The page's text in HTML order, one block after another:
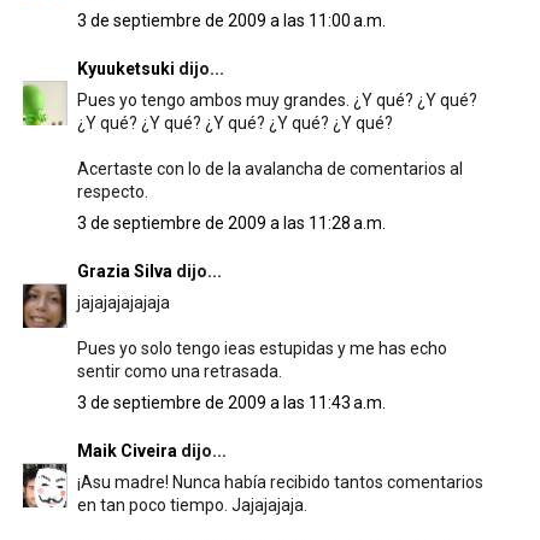
3 de septiembre de 2009 a las 11:00 a.m.
Kyuuketsuki dijo...
Pues yo tengo ambos muy grandes. ¿Y qué? ¿Y qué?
¿Y qué? ¿Y qué? ¿Y qué? ¿Y qué? ¿Y qué?
Acertaste con lo de la avalancha de comentarios al
respecto.
3 de septiembre de 2009 a las 11:28 a.m.
Grazia Silva dijo...
jajajajajajaja
Pues yo solo tengo ieas estupidas y me has echo
sentir como una retrasada.
3 de septiembre de 2009 a las 11:43 a.m.
Maik Civeira dijo...
¡Asu madre! Nunca había recibido tantos comentarios
en tan poco tiempo. Jajajajaja.